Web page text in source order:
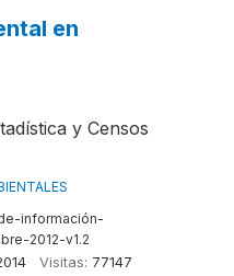
en
y Censos
información-
2012-v1.2
Visitas: 77147